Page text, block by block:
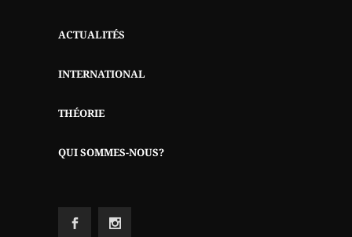
ACTUALITÉS
INTERNATIONAL
THÉORIE
QUI SOMMES-NOUS?